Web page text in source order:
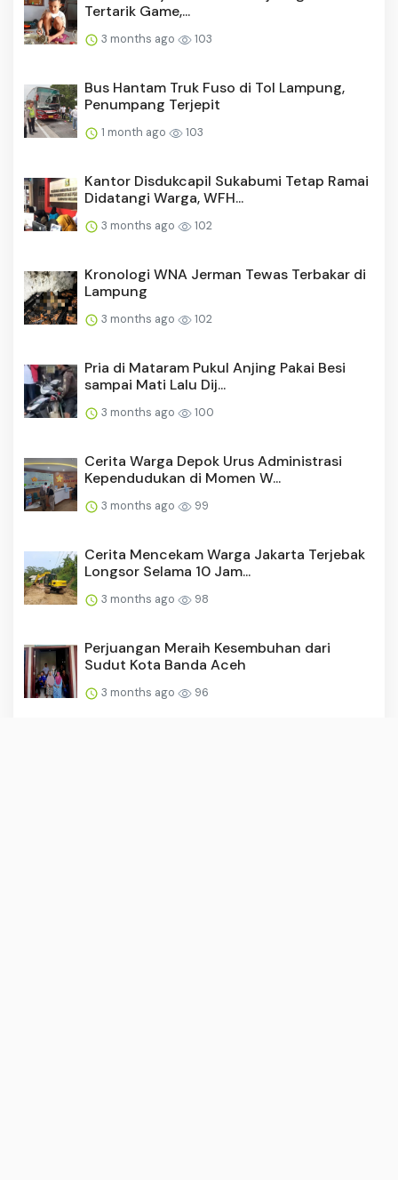
Tertarik Game,...
3 months ago 103
Bus Hantam Truk Fuso di Tol Lampung,
Penumpang Terjepit
1 month ago 103
Kantor Disdukcapil Sukabumi Tetap Ramai
Didatangi Warga, WFH...
3 months ago 102
Kronologi WNA Jerman Tewas Terbakar di
Lampung
3 months ago 102
Pria di Mataram Pukul Anjing Pakai Besi
sampai Mati Lalu Dij...
3 months ago 100
Cerita Warga Depok Urus Administrasi
Kependudukan di Momen W...
3 months ago 99
Cerita Mencekam Warga Jakarta Terjebak
Longsor Selama 10 Jam...
3 months ago 98
Perjuangan Meraih Kesembuhan dari
Sudut Kota Banda Aceh
3 months ago 96